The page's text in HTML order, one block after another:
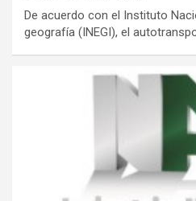
De acuerdo con el Instituto
geografía (INEGI), el